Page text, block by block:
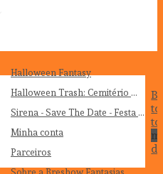
Halloween Fantasy
Halloween Trash: Cemitério Maldito
Sirena - Save The Date - Festa à Fantasia
Minha conta
Parceiros
to